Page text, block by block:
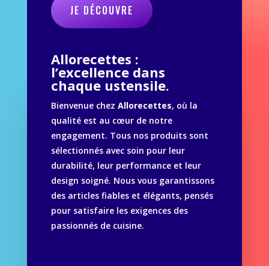
JE DÉCOUVRE
Allorecettes :
l’excellence dans
chaque ustensile.
Bienvenue chez Allorecettes, où la
qualité est au cœur de notre
engagement. Tous nos produits sont
sélectionnés avec soin pour leur
durabilité, leur performance et leur
design soigné. Nous vous garantissons
des articles fiables et élégants, pensés
pour satisfaire les exigences des
passionnés de cuisine.